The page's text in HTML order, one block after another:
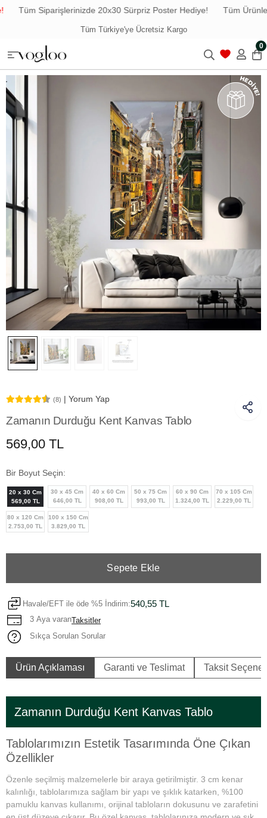
Tüm Siparişlerinizde 20x30 Sürpriz Poster Hediye! Tüm
Tüm Türkiye'ye Ücretsiz Kargo
0
(8) | Yorum Yap
Zamanın Durduğu Kent Kanvas Tablo
569,00 TL
Bir Boyut Seçin:
20 x 30 Cm
569,00 TL
30 x 45 Cm
646,00 TL
40 x 60 Cm
908,00 TL
50 x 75 Cm
993,00 TL
60 x 90 Cm
1.324,00 TL
70 x 105 Cm
2.229,00 TL
80 x 120 Cm
2.753,00 TL
100 x 150 Cm
3.829,00 TL
Sepete Ekle
Havale/EFT ile öde %5 İndirim:540,55 TL
3 Aya varanTaksitler
Sıkça Sorulan Sorular
Ürün Açıklaması Garanti ve Teslimat Taksit
Zamanın Durduğu Kent Kanvas Tablo
Tablolarımızın Estetik Tasarımında Öne Çıkan
Özellikler
Özenle seçilmiş malzemelerle bir araya getirilmiştir. 3 cm kenar
kalınlığı, tablolarımıza sağlam bir yapı ve şıklık katarken, %100
pamuklu kanvas kullanımı, orijinal tabloların dokusunu ve zarafetini